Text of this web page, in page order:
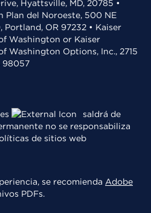
Hyattsville, MD, 20785 •
Plan del Noroeste, 500 NE
Portland, OR 97232 • Kaiser
Washington or Kaiser
Washington Options, Inc., 2715
98057
saldrá de
no se responsabiliza
de sitios web
se recomienda Adobe
PDFs.